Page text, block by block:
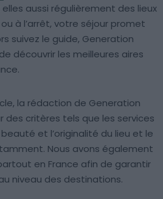
aussi régulièrement des lieux
à l’arrêt, votre séjour promet
suivez le guide, Generation
découvrir les meilleures aires
la rédaction de Generation
des critères tels que les services
beauté et l’originalité du lieu et le
Nous avons également
en France afin de garantir
niveau des destinations.